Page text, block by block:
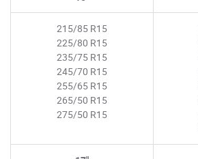
215/85 R15
225/80 R15
235/75 R15
245/70 R15
255/65 R15
265/50 R15
275/50 R15